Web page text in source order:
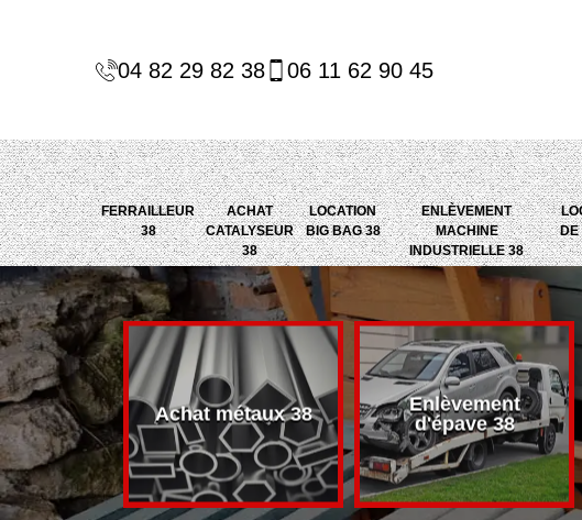
04 82 29 82 38 06 11 62 90 45
FERRAILLEUR
38
ACHAT
CATALYSEUR
38
LOCATION
BIG BAG 38
ENLÈVEMENT
MACHINE
INDUSTRIELLE 38
DE
38 Achat métaux 38
Enlèvement
d'épave 38